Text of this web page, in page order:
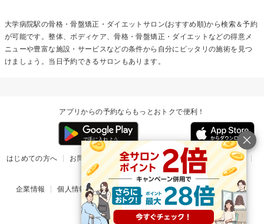
大学病院駅の骨格・骨盤矯正・ダイエット サロン(おすすめ順)から検索＆予約
が可能です。整体、ボディケア、骨格・骨盤矯正・ダイエットなどの得意メ
ニューや豊富な施設・サービスなどの条件から自分にピッタリの施術を見つ
けましょう。当日予約できるサロンもあります。
アプリからの予約ならもっとおトクで便利！
はじめての方へ お問い合わせ ヘルプ リリース情報
利用規約
掲載ご希望のサロン様
企業情報 個人情報保護方針 楽天のサービス一覧 アプリ一覧
© Rakuten Group, Inc.